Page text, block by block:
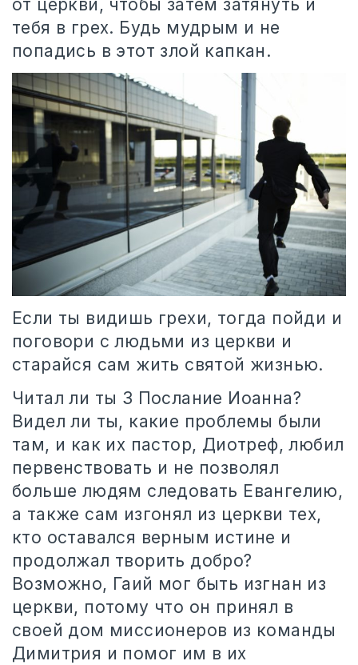
от церкви, чтобы затем затянуть и
тебя в грех. Будь мудрым и не
попадись в этот злой капкан.
Если ты видишь грехи, тогда пойди и
поговори с людьми из церкви и
старайся сам жить святой жизнью.
Читал ли ты 3 Послание Иоанна?
Видел ли ты, какие проблемы были
там, и как их пастор, Диотреф, любил
первенствовать и не позволял
больше людям следовать Евангелию,
а также сам изгонял из церкви тех,
кто оставался верным истине и
продолжал творить добро?
Возможно, Гаий мог быть изгнан из
церкви, потому что он принял в
своей дом миссионеров из команды
Димитрия и помог им в их